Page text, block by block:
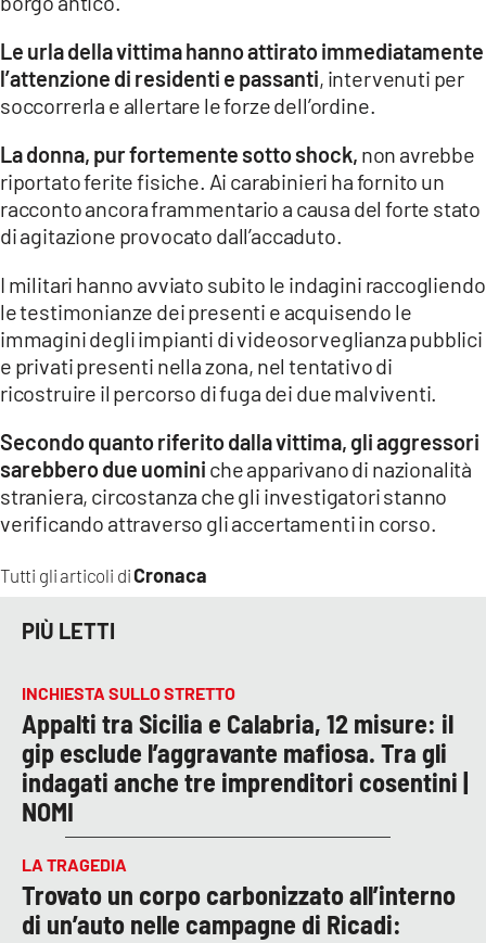
ANDROID
APPLE
Tutti gli articoli diCronaca
Le urla della vittima hanno attirato immediatamente
l’attenzione di residenti e passanti, intervenuti per
soccorrerla e allertare le forze dell’ordine.
La donna, pur fortemente sotto shock, non avrebbe
riportato ferite fisiche. Ai carabinieri ha fornito un
racconto ancora frammentario a causa del forte stato
di agitazione provocato dall’accaduto.
I militari hanno avviato subito le indagini raccogliendo
le testimonianze dei presenti e acquisendo le
immagini degli impianti di videosorveglianza pubblici
e privati presenti nella zona, nel tentativo di
ricostruire il percorso di fuga dei due malviventi.
Secondo quanto riferito dalla vittima, gli aggressori
sarebbero due uomini che apparivano di nazionalità
straniera, circostanza che gli investigatori stanno
verificando attraverso gli accertamenti in corso.
PIÙ LETTI
INCHIESTA SULLO STRETTO
Appalti tra Sicilia e Calabria, 12 misure: il
gip esclude l’aggravante mafiosa. Tra gli
indagati anche tre imprenditori cosentini |
NOMI
LA TRAGEDIA
Trovato un corpo carbonizzato all’interno
di un’auto nelle campagne di Ricadi: